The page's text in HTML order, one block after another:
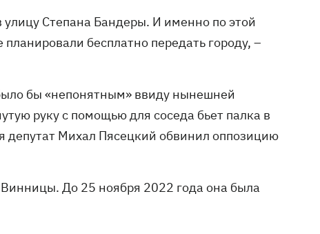
Степана Бандеры. И именно по этой
бесплатно передать городу, –
бы «непонятным» ввиду нынешней
руку с помощью для соседа бьет палка в
депутат Михал Пясецкий обвинил оппозицию
До 25 ноября 2022 года она была